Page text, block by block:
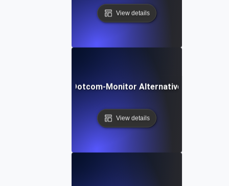
View details
Dotcom-Monitor Alternative
View details